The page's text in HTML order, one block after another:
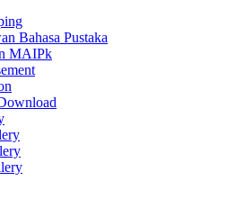
Bahasa Pustaka
MAIPk